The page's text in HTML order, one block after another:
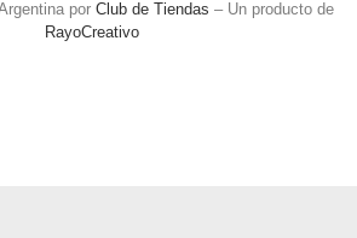
por Club de Tiendas – Un producto de
RayoCreativo